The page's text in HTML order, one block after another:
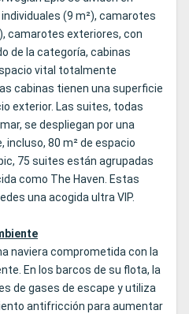
(9 m²), camarotes
camarotes exteriores, con
de la categoría, cabinas
vital totalmente
cabinas tienen una superficie
exterior. Las suites, todas
se despliegan por una
incluso, 80 m² de espacio
75 suites están agrupadas
como The Haven. Estas
una acogida ultra VIP.
naviera comprometida con la
En los barcos de su flota, la
de gases de escape y utiliza
antifricción para aumentar